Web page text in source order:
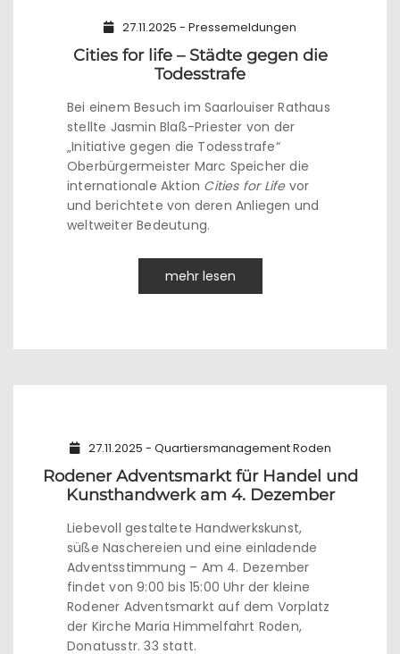
27.11.2025 - Pressemeldungen
Cities for life – Städte gegen die
Todesstrafe
Bei einem Besuch im Saarlouiser Rathaus
stellte Jasmin Blaß-Priester von der
„Initiative gegen die Todesstrafe“
Oberbürgermeister Marc Speicher die
internationale Aktion Cities for Lifevor
und berichtete von deren Anliegen und
weltweiter Bedeutung.
mehr lesen
27.11.2025 - Quartiersmanagement Roden
Rodener Adventsmarkt für Handel und
Kunsthandwerk am 4. Dezember
Liebevoll gestaltete Handwerkskunst,
süße Naschereien und eine einladende
Adventsstimmung – Am 4. Dezember
findet von 9:00 bis 15:00 Uhr der kleine
Rodener Adventsmarkt auf dem Vorplatz
der Kirche Maria Himmelfahrt Roden,
Donatusstr. 33 statt.